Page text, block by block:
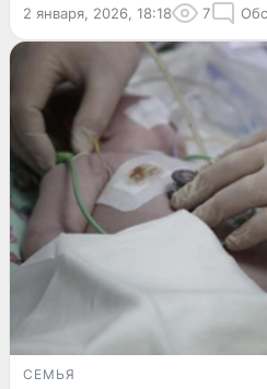
2 января, 2026, 18:18 7
СЕМЬЯ